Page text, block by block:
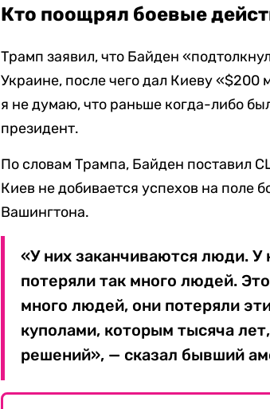
Кто поощрял боевые
Трамп заявил, что Байден
Украине, после чего дал Киеву
я не думаю, что раньше когда-либо
президент.
По словам Трампа, Байден поставил
Киев не добивается успехов на поле
Вашингтона.
«У них заканчиваются люди.
потеряли так много людей.
много людей, они потеряли
куполами, которым тысяча
решений», — сказал бывший